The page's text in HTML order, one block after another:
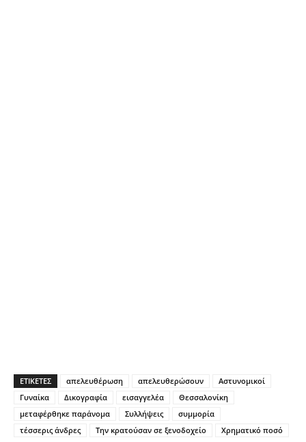
ΕΤΙΚΕΤΕΣ απελευθέρωση απελευθερώσουν
Αστυνομικοί
Γυναίκα
Δικογραφία εισαγγελέα
Θεσσαλονίκη
μεταφέρθηκε παράνομα
Συλλήψεις
συμμορία
τέσσερις άνδρες
Την κρατούσαν σε ξενοδοχείο Χρηματικό ποσό